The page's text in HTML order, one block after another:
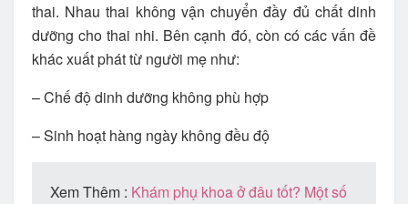
thai. Nhau thai không vận chuyển đầy đủ chất dinh
dưỡng cho thai nhi. Bên cạnh đó, còn có các vấn đề
khác xuất phát từ người mẹ như:
– Chế độ dinh dưỡng không phù hợp
– Sinh hoạt hàng ngày không đều độ
Xem Thêm : Khám phụ khoa ở đâu tốt? Một số